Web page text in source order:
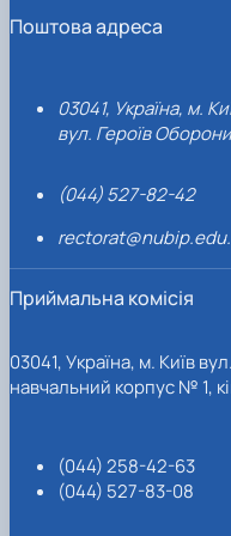
Поштова адреса
03041, Україна, м.
вул. Героїв
(044) 527-82-42
Приймальна комісія
03041, Україна, м. Київ
навчальний корпус № 1,
(044) 258-42-63
(044) 527-83-08